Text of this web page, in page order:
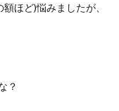
ほど)悩みましたが、
？